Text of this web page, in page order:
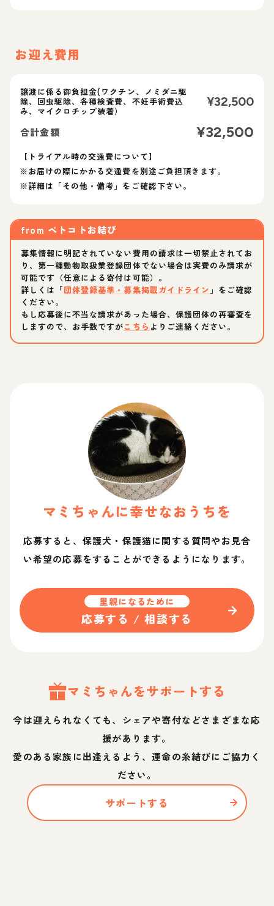
お迎え費用
譲渡に係る御負担金(ワクチン、ノミダニ駆
除、回虫駆除、各種検査費、不妊手術費込
み、マイクロチップ装着）
¥32,500
合計金額 ¥32,500
【トライアル時の交通費について】
※お届けの際にかかる交通費を別途ご負担頂きます。
※詳細は「その他・備考」をご確認下さい。
from ペトコトお結び
募集情報に明記されていない費用の請求は一切禁止されてお
り、第一種動物取扱業登録団体でない場合は実費のみ請求が
可能です（任意による寄付は可能）。
詳しくは「団体登録基準・募集掲載ガイドライン 」をご確認
ください。
もし応募後に不当な請求があった場合、保護団体の再審査を
しますので、お手数ですがこちら よりご連絡ください。
マミ ちゃんに幸せなおうちを
応募すると、保護犬・保護猫に関する質問やお見合
い希望の応募をすることができるようになります。
里親になるために
応募する / 相談する
マミ ちゃんをサポートする
今は迎えられなくても、シェアや寄付などさまざまな応
援があります。
愛のある家族に出逢えるよう、運命の糸結びにご協力く
ださい。
サポートする